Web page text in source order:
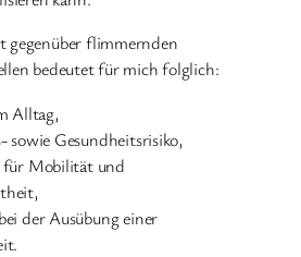
gegenüber flimmernden
bedeutet für mich folglich:
Alltag,
sowie Gesundheitsrisiko,
für Mobilität und
der Ausübung einer